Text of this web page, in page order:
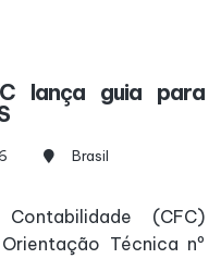
lança guia para
Brasil
(CFC)
Técnica nº